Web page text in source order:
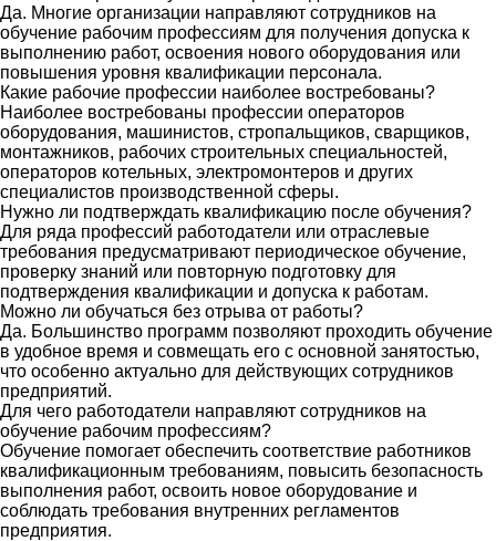
Да. Многие организации направляют сотрудников на
обучение рабочим профессиям для получения допуска к
выполнению работ, освоения нового оборудования или
повышения уровня квалификации персонала.
Какие рабочие профессии наиболее востребованы?
Наиболее востребованы профессии операторов
оборудования, машинистов, стропальщиков, сварщиков,
монтажников, рабочих строительных специальностей,
операторов котельных, электромонтеров и других
специалистов производственной сферы.
Нужно ли подтверждать квалификацию после обучения?
Для ряда профессий работодатели или отраслевые
требования предусматривают периодическое обучение,
проверку знаний или повторную подготовку для
подтверждения квалификации и допуска к работам.
Можно ли обучаться без отрыва от работы?
Да. Большинство программ позволяют проходить обучение
в удобное время и совмещать его с основной занятостью,
что особенно актуально для действующих сотрудников
предприятий.
Для чего работодатели направляют сотрудников на
обучение рабочим профессиям?
Обучение помогает обеспечить соответствие работников
квалификационным требованиям, повысить безопасность
выполнения работ, освоить новое оборудование и
соблюдать требования внутренних регламентов
предприятия.